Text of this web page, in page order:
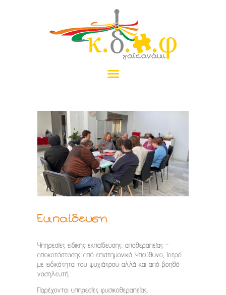
ΝΈΑ
ΠΡΑΜΑΤΈΛΙΑ
ΕΠΙΚΟΙΝΩΝΊΑ
ΔΩΡΕΆ
Εκπαίδευση
Υπηρεσίες ειδικής εκπαίδευσης, αποθεραπείας –
αποκατάστασης από επιστημονικά Υπεύθυνο, Ιατρό
με ειδικότητα του ψυχιάτρου αλλά και από βοηθό
νοσηλευτή.
Παρέχονται υπηρεσίες φυσικοθεραπείας,